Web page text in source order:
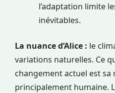
l’adaptation limite
inévitables.
La nuance d’Alice : le
variations naturelles. Ce
changement actuel est
principalement humaine.